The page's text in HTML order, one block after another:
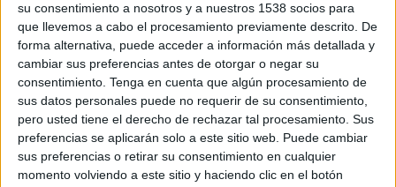
su consentimiento a nosotros y a nuestros 1538 socios para
que llevemos a cabo el procesamiento previamente descrito. De
forma alternativa, puede acceder a información más detallada y
cambiar sus preferencias antes de otorgar o negar su
consentimiento. Tenga en cuenta que algún procesamiento de
sus datos personales puede no requerir de su consentimiento,
pero usted tiene el derecho de rechazar tal procesamiento. Sus
preferencias se aplicarán solo a este sitio web. Puede cambiar
sus preferencias o retirar su consentimiento en cualquier
momento volviendo a este sitio y haciendo clic en el botón
L’artista serà el cap de cartell d’aquesta edició i
li donarà el tret de sortida el 25 de juliol.
Després, serà el torn del triple concert el 31 de
juliol deEls Amics de les Arts,BlaumutiRamon
Mirabet, units per primer cop sobre l’escenari, i
l’1 d’agost deLax’n’BustoiGossos, també en un
concert inèdit.